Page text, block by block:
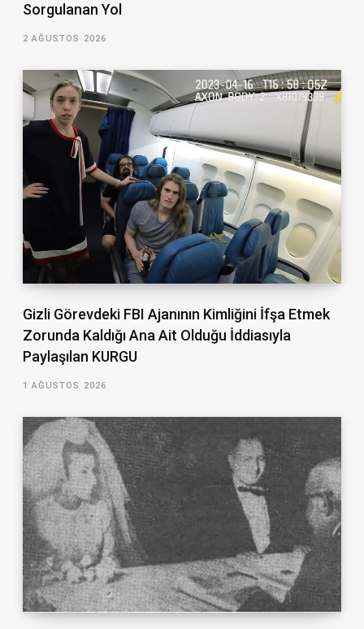
Sorgulanan Yol
2 AĞUSTOS 2026
Gizli Görevdeki FBI Ajanının Kimliğini İfşa Etmek
Zorunda Kaldığı Ana Ait Olduğu İddiasıyla
Paylaşılan KURGU
1 AĞUSTOS 2026